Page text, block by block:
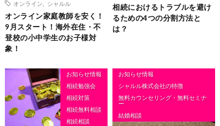
オンライン
シャルル
オンライン家庭教師を安く！
9月スタート！海外在住・不
登校の小中学生のお子様対
象！
相続におけるトラブルを避け
るための4つの分割方法と
は？
お知らせ情報
相続勉強会
相続対策
相続無料相談
相続相談
お知らせ情報
シャルル株式会社の特徴
無料カウンセリング・無料セミナ
ー
結婚相談